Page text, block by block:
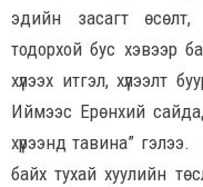
эдийн засагт
тодорхой бус хэвээр
хүлээх итгэл, хүлээлт
Иймээс Ерөнхий
хүрээнд тавина”
байх тухай хуулийн